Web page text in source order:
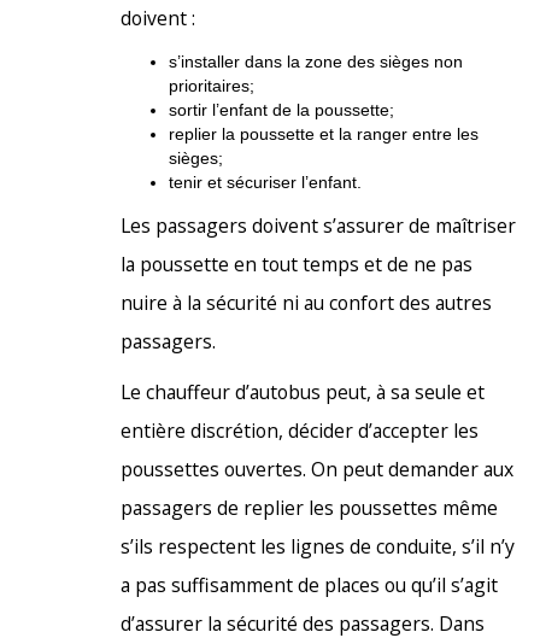
doivent :
s’installer dans la zone des sièges non
prioritaires;
sortir l’enfant de la poussette;
replier la poussette et la ranger entre les
sièges;
tenir et sécuriser l’enfant.
Les passagers doivent s’assurer de maîtriser
la poussette en tout temps et de ne pas
nuire à la sécurité ni au confort des autres
passagers.
Le chauffeur d’autobus peut, à sa seule et
entière discrétion, décider d’accepter les
poussettes ouvertes. On peut demander aux
passagers de replier les poussettes même
s’ils respectent les lignes de conduite, s’il n’y
a pas suffisamment de places ou qu’il s’agit
d’assurer la sécurité des passagers. Dans